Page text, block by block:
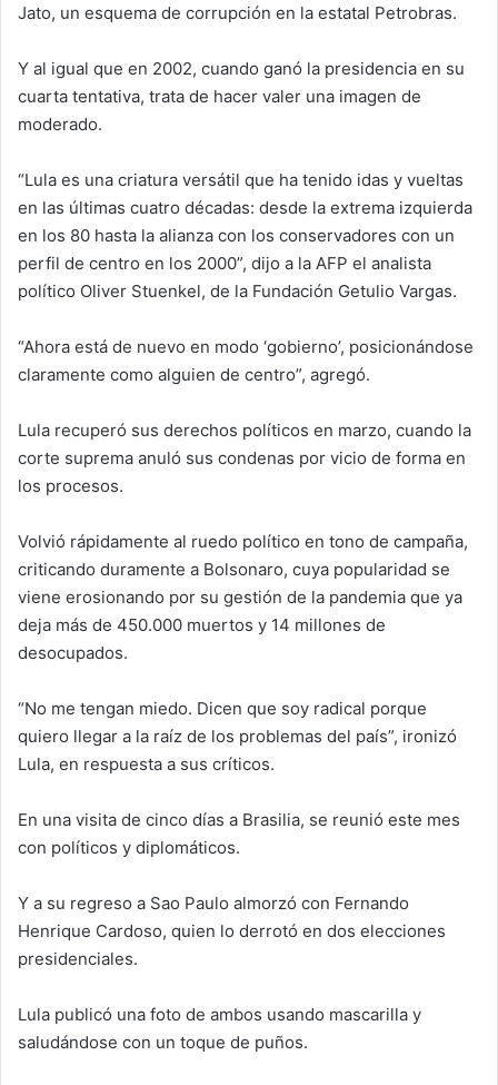
Jato, un esquema de corrupción en la estatal Petrobras.
Y al igual que en 2002, cuando ganó la presidencia en su
cuarta tentativa, trata de hacer valer una imagen de
moderado.
“Lula es una criatura versátil que ha tenido idas y vueltas
en las últimas cuatro décadas: desde la extrema izquierda
en los 80 hasta la alianza con los conservadores con un
perfil de centro en los 2000”, dijo a la AFP el analista
político Oliver Stuenkel, de la Fundación Getulio Vargas.
“Ahora está de nuevo en modo ‘gobierno’, posicionándose
claramente como alguien de centro”, agregó.
Lula recuperó sus derechos políticos en marzo, cuando la
corte suprema anuló sus condenas por vicio de forma en
los procesos.
Volvió rápidamente al ruedo político en tono de campaña,
criticando duramente a Bolsonaro, cuya popularidad se
viene erosionando por su gestión de la pandemia que ya
deja más de 450.000 muertos y 14 millones de
desocupados.
“No me tengan miedo. Dicen que soy radical porque
quiero llegar a la raíz de los problemas del país”, ironizó
Lula, en respuesta a sus críticos.
En una visita de cinco días a Brasilia, se reunió este mes
con políticos y diplomáticos.
Y a su regreso a Sao Paulo almorzó con Fernando
Henrique Cardoso, quien lo derrotó en dos elecciones
presidenciales.
Lula publicó una foto de ambos usando mascarilla y
saludándose con un toque de puños.